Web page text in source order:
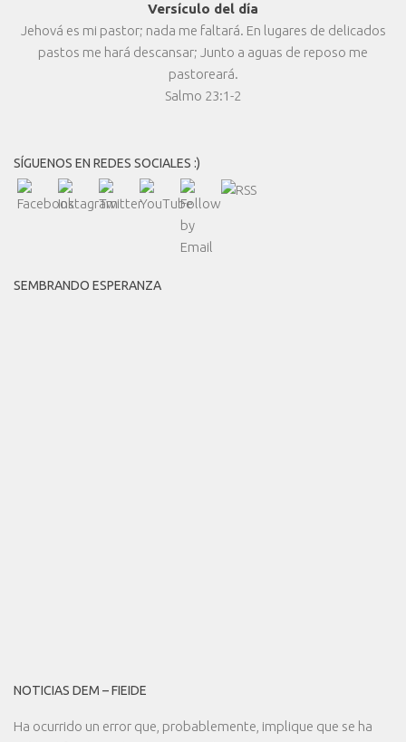
Versículo del día
Jehová es mi pastor; nada me faltará. En lugares de delicados
pastos me hará descansar; Junto a aguas de reposo me
pastoreará.
Salmo 23:1-2
SÍGUENOS EN REDES SOCIALES :)
SEMBRANDO ESPERANZA
NOTICIAS DEM – FIEIDE
Ha ocurrido un error que, probablemente, implique que se ha